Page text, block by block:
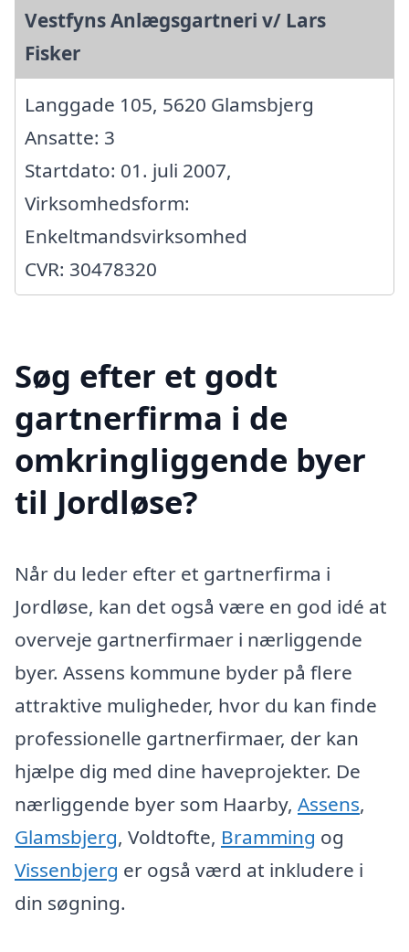
Vestfyns Anlægsgartneri v/ Lars
Fisker
Langgade 105, 5620 Glamsbjerg
Ansatte: 3
Startdato: 01. juli 2007,
Virksomhedsform:
Enkeltmandsvirksomhed
CVR: 30478320
Søg efter et godt
gartnerfirma i de
omkringliggende byer
til Jordløse?
Når du leder efter et gartnerfirma i
Jordløse, kan det også være en god idé at
overveje gartnerfirmaer i nærliggende
byer. Assens kommune byder på flere
attraktive muligheder, hvor du kan finde
professionelle gartnerfirmaer, der kan
hjælpe dig med dine haveprojekter. De
nærliggende byer som Haarby, Assens,
Glamsbjerg, Voldtofte, Bramming og
Vissenbjerg er også værd at inkludere i
din søgning.